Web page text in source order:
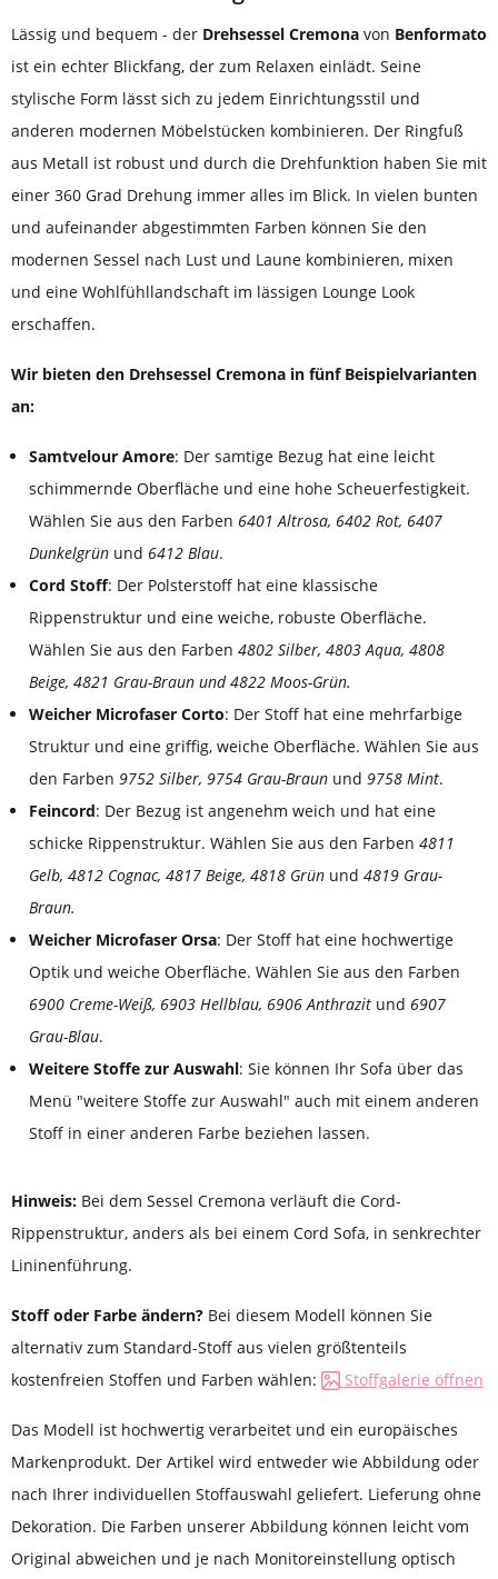
Lässig und bequem - der Drehsessel Cremona von Benformato
ist ein echter Blickfang, der zum Relaxen einlädt. Seine
stylische Form lässt sich zu jedem Einrichtungsstil und
anderen modernen Möbelstücken kombinieren. Der Ringfuß
aus Metall ist robust und durch die Drehfunktion haben Sie mit
einer 360 Grad Drehung immer alles im Blick. In vielen bunten
und aufeinander abgestimmten Farben können Sie den
modernen Sessel nach Lust und Laune kombinieren, mixen
und eine Wohlfühllandschaft im lässigen Lounge Look
erschaffen.
Wir bieten den Drehsessel Cremona in fünf Beispielvarianten
an:
Samtvelour Amore: Der samtige Bezug hat eine leicht
schimmernde Oberfläche und eine hohe Scheuerfestigkeit.
Wählen Sie aus den Farben 6401 Altrosa, 6402 Rot, 6407
Dunkelgrün und 6412 Blau.
Cord Stoff: Der Polsterstoff hat eine klassische
Rippenstruktur und eine weiche, robuste Oberfläche.
Wählen Sie aus den Farben 4802 Silber, 4803 Aqua, 4808
Beige, 4821 Grau-Braun und 4822 Moos-Grün.
Weicher Microfaser Corto: Der Stoff hat eine mehrfarbige
Struktur und eine griffig, weiche Oberfläche. Wählen Sie aus
den Farben 9752 Silber, 9754 Grau-Braun und 9758 Mint.
Feincord: Der Bezug ist angenehm weich und hat eine
schicke Rippenstruktur. Wählen Sie aus den Farben 4811
Gelb, 4812 Cognac, 4817 Beige, 4818 Grün und 4819 Grau-
Braun.
Weicher Microfaser Orsa: Der Stoff hat eine hochwertige
Optik und weiche Oberfläche. Wählen Sie aus den Farben
6900 Creme-Weiß, 6903 Hellblau, 6906 Anthrazit und 6907
Grau-Blau.
Weitere Stoffe zur Auswahl: Sie können Ihr Sofa über das
Menü "weitere Stoffe zur Auswahl" auch mit einem anderen
Stoff in einer anderen Farbe beziehen lassen.
Hinweis: Bei dem Sessel Cremona verläuft die Cord-
Rippenstruktur, anders als bei einem Cord Sofa, in senkrechter
Lininenführung.
Stoff oder Farbe ändern? Bei diesem Modell können Sie
alternativ zum Standard-Stoff aus vielen größtenteils
kostenfreien Stoffen und Farben wählen:
Stoffgalerie öffnen
Das Modell ist hochwertig verarbeitet und ein europäisches
Markenprodukt. Der Artikel wird entweder wie Abbildung oder
nach Ihrer individuellen Stoffauswahl geliefert. Lieferung ohne
Dekoration. Die Farben unserer Abbildung können leicht vom
Original abweichen und je nach Monitoreinstellung optisch